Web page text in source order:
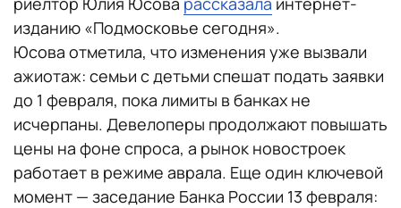
изданию «Подмосковье сегодня».
Юсова отметила, что изменения уже вызвали
ажиотаж: семьи с детьми спешат подать заявки
до 1 февраля, пока лимиты в банках не
исчерпаны. Девелоперы продолжают повышать
цены на фоне спроса, а рынок новостроек
работает в режиме аврала. Еще один ключевой
момент — заседание Банка России 13 февраля: